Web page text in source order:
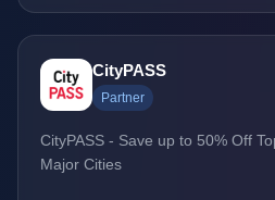
CityPASS
Partner
CityPASS - Save up to 50% Off
Major Cities